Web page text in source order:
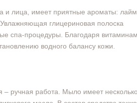
и лица, имеет приятные ароматы:
глицериновая полоска
спа-процедуры. Благодаря
водного балансу кожи.
– ручная работа. Мыло имеет